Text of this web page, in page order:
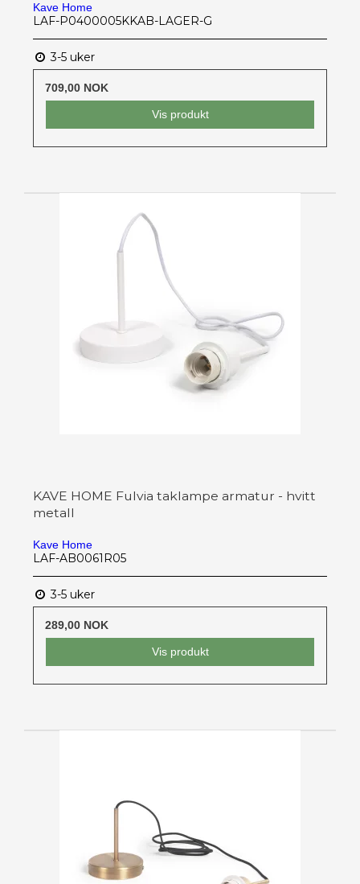
Kave Home
LAF-P0400005KKAB-LAGER-G
3-5 uker
709,00 NOK
Vis produkt
KAVE HOME Fulvia taklampe armatur - hvitt
metall
Kave Home
LAF-AB0061R05
3-5 uker
289,00 NOK
Vis produkt